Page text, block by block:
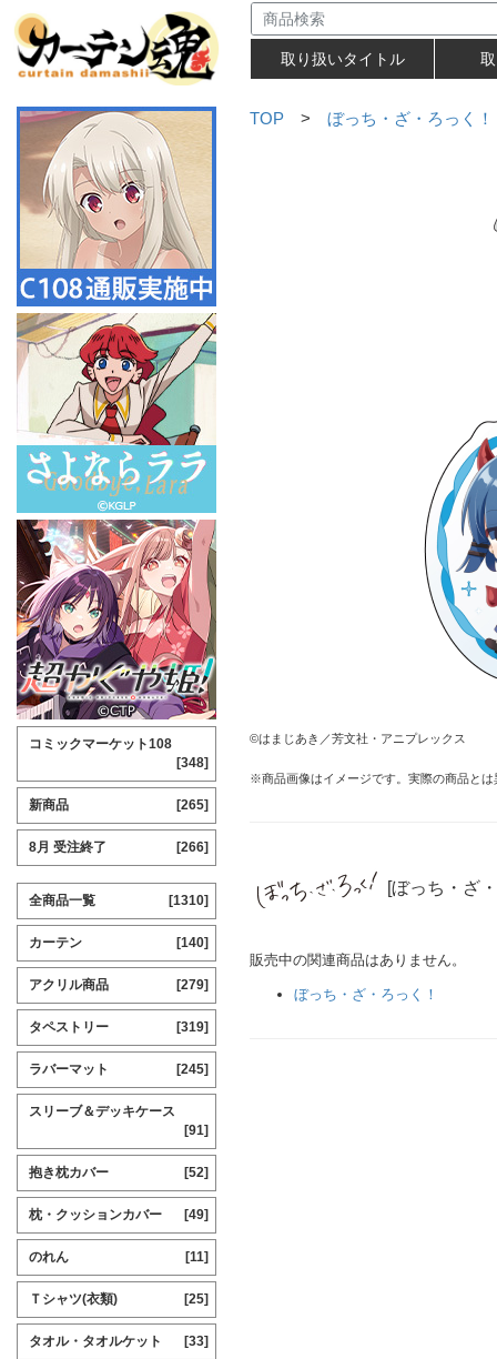
取り扱いタイトル
TOP > ぼっち・ざ・ろっく！
©はまじあき／芳文社・アニプレックス
※商品画像はイメージです。実際の商品と
[ぼっち・ざ
販売中の関連商品はありません。
ぼっち・ざ・ろっく！
コミックマーケット108
[348]
新商品 [265]
8月 受注終了 [266]
全商品一覧 [1310]
カーテン [140]
アクリル商品 [279]
タペストリー [319]
ラバーマット [245]
スリーブ＆デッキケース
[91]
抱き枕カバー [52]
枕・クッションカバー [49]
のれん [11]
Ｔシャツ(衣類) [25]
タオル・タオルケット [33]